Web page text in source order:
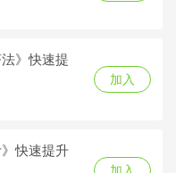
加入
考点冲刺
加入
》快速提
加入
快速提升